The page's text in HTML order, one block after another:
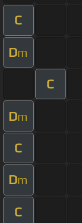
C
Dm
C
Dm
C
Dm
C